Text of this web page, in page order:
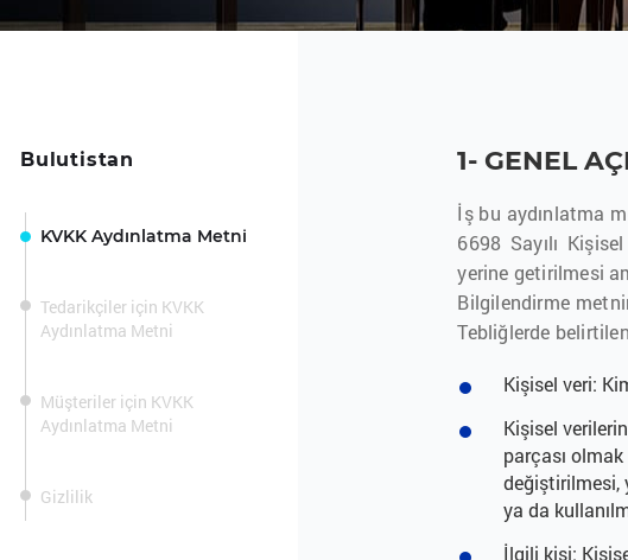
Bulutistan
KVKK Aydınlatma Metni
Tedarikçiler için KVKK
Aydınlatma Metni
Müşteriler için KVKK
Aydınlatma Metni
Gizlilik
1- GENEL
İş bu aydınlatma
6698 Sayılı
yerine getirilmesi
Bilgilendirme
Tebliğlerde
Kişisel veri:
Kişisel
parçası
değiştirilmesi,
ya da
İlgili kişi: